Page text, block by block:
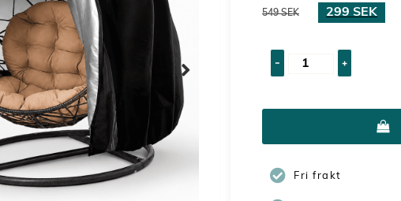
549SEK 299 SEK
- +
Fri frakt